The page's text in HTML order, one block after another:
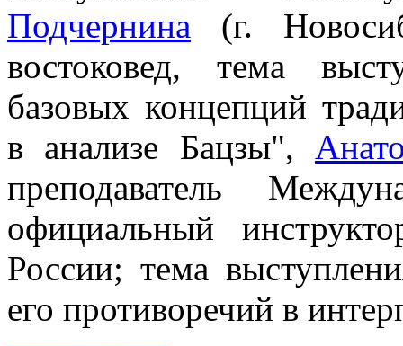
Подчернина (г.
востоковед, тема
базовых концепций
в анализе Бацзы",
преподаватель
официальный
России; тема
его противоречий в